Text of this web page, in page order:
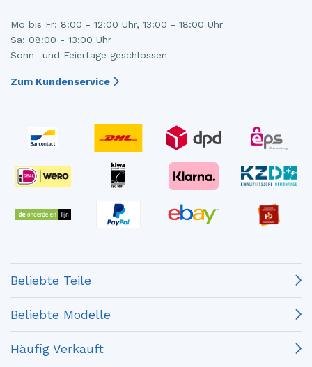
Mo bis Fr: 8:00 - 12:00 Uhr, 13:00 - 18:00 Uhr
Sa: 08:00 - 13:00 Uhr
Sonn- und Feiertage geschlossen
Zum Kundenservice
Beliebte Teile
Beliebte Modelle
Häufig Verkauft